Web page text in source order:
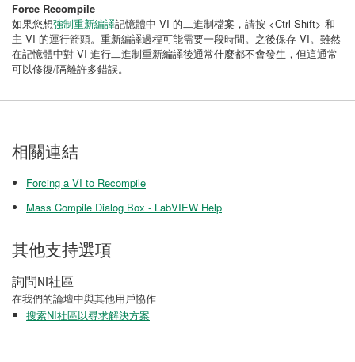
Force Recompile
如果您想強制重新編譯記憶體中 VI 的二進制檔案，請按 <Ctrl-Shift> 和
主 VI 的運行箭頭。重新編譯過程可能需要一段時間。之後保存 VI。雖然
在記憶體中對 VI 進行二進制重新編譯後通常什麼都不會發生，但這通常
可以修復/隔離許多錯誤。
相關連結
Forcing a VI to Recompile
Mass Compile Dialog Box - LabVIEW Help
其他支持選項
詢問NI社區
在我們的論壇中與其他用戶協作
搜索NI社區以尋求解決方案